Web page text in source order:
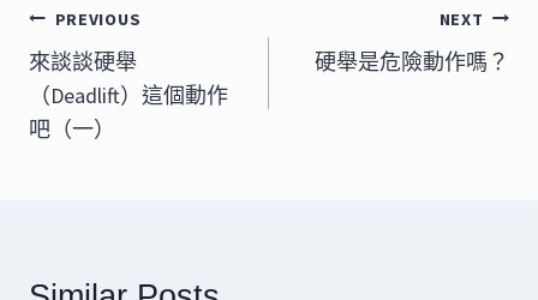
文
章
導
覽
PREVIOUS
來談談硬舉
（Deadlift）這個動作
吧（一）
NEXT
硬舉是危險動作嗎？